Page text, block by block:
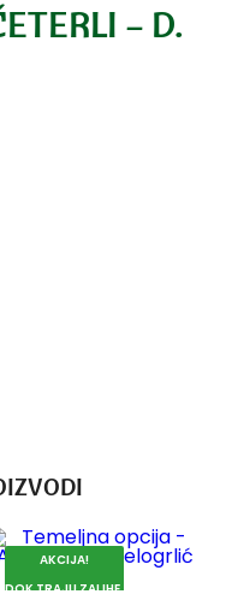
– D.
AKCIJA!
DOK TRAJU ZALIHE.